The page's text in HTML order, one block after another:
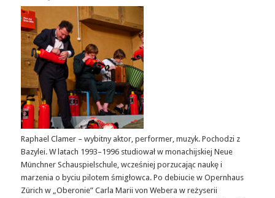
Raphael Clamer – wybitny aktor, performer, muzyk. Pochodzi z
Bazylei. W latach 1993–1996 studiował w monachijskiej Neue
Münchner Schauspielschule, wcześniej porzucając naukę i
marzenia o byciu pilotem śmigłowca. Po debiucie w Opernhaus
Zürich w „Oberonie” Carla Marii von Webera w reżyserii